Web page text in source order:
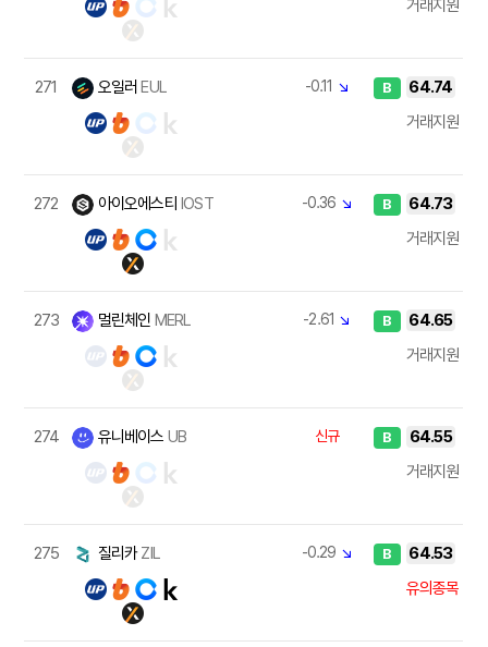
거래지원
271 오일러EUL -0.11 ↘ B
64.74
거래지원
272 아이오에스티IOST -0.36 ↘ B
64.73
거래지원
273 멀린체인 MERL -2.61 ↘ B
64.65
거래지원
274 유니베이스 UB 신규 B
64.55
거래지원
275 질리카ZIL -0.29 ↘ B
64.53
유의종목